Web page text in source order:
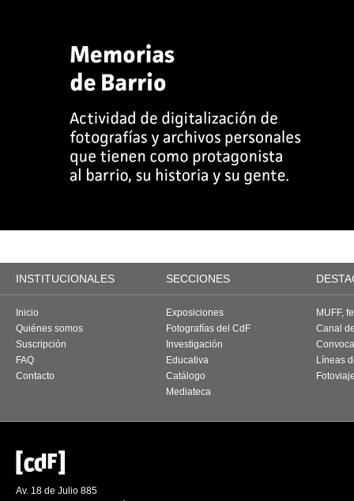
INSTITUCIONALES SECCIONES
Inicio
Quiénes somos
Suscripción
FAQ
Contacto
Exposiciones
Fotografías del CdF
Investigación
Educativa
Catálogo
Mediateca
MUFF,
Canal
Líneas
Av. 18 de Julio 885